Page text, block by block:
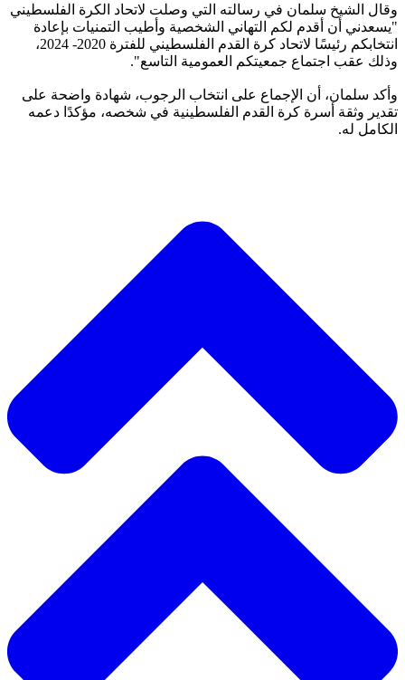
وقال الشيخ سلمان في رسالته التي وصلت لاتحاد الكرة الفلسطيني
"يسعدني أن أقدم لكم التهاني الشخصية وأطيب التمنيات بإعادة
انتخابكم رئيسًا لاتحاد كرة القدم الفلسطيني للفترة 2020- 2024،
وذلك عقب اجتماع جمعيتكم العمومية التاسع".
وأكد سلمان، أن الإجماع على انتخاب الرجوب، شهادة واضحة على
تقدير وثقة أسرة كرة القدم الفلسطينية في شخصه، مؤكدًا دعمه
الكامل له.